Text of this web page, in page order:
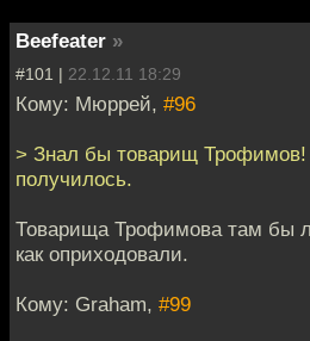
Beefeater »
#101 | 22.12.11 18:29
Кому: Мюррей, #96
> Знал бы товарищ Трофимов!
получилось.
Товарища Трофимова там бы
как оприходовали.
Кому: Graham, #99